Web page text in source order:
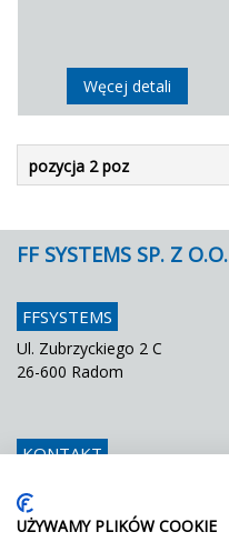
Węcej detali
pozycja 2 poz
FF SYSTEMS SP. Z O.O.
FFSYSTEMS
Ul. Zubrzyckiego 2 C
26-600 Radom
KONTAKT
Fax
E mail
info@ffsystems.pl
UŻYWAMY PLIKÓW COOKIE